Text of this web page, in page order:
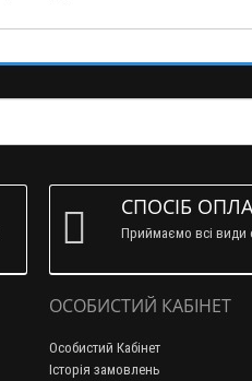
СПОСІБ
Приймаємо всі види
ОСОБИСТИЙ КАБІНЕТ
Особистий Кабінет
Історія замовлень